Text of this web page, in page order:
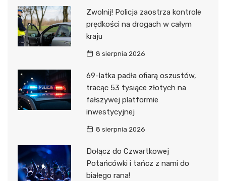
Zwolnij! Policja zaostrza kontrole
prędkości na drogach w całym
kraju
8 sierpnia 2026
69-latka padła ofiarą oszustów,
tracąc 53 tysiące złotych na
fałszywej platformie
inwestycyjnej
8 sierpnia 2026
Dołącz do Czwartkowej
Potańcówki i tańcz z nami do
białego rana!